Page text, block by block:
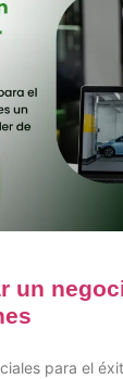
un
para el